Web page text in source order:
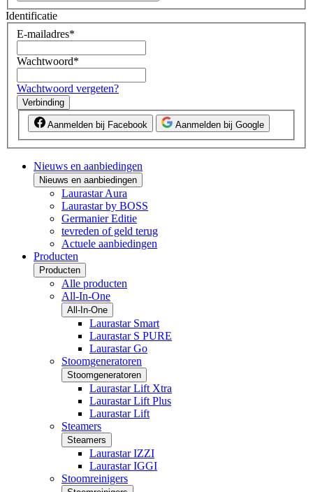
Identificatie
E-mailadres*
Wachtwoord*
Wachtwoord vergeten?
Verbinding
Aanmelden bij Facebook Aanmelden bij Google
Nieuws en aanbiedingen
Nieuws en aanbiedingen
Laurastar Aura
Laurastar by BOSS
Germanier Editie
tevreden of geld terug
Actuele aanbiedingen
Producten
Producten
Alle producten
All-In-One
All-In-One
Laurastar Smart
Laurastar S PURE
Laurastar Go
Stoomgeneratoren
Stoomgeneratoren
Laurastar Lift Xtra
Laurastar Lift Plus
Laurastar Lift
Steamers
Steamers
Laurastar IZZI
Laurastar IGGI
Stoomreinigers